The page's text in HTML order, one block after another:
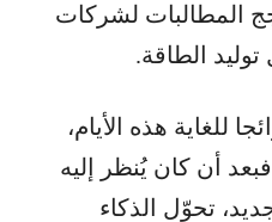
المطالبات لشركات
توليد الطاقة.
للغاية هذه الأيام،
أن كان يُنظر إليه
تحوّل الذكاء